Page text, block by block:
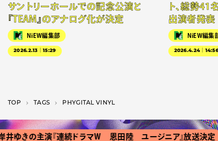
サントリーホールでの記念公演と
『TEAM』のアナログ化が決定
NiEW編集部
2026.2.13｜15:29
ト、総勢41
出演者発表
NiEW編集
2026.4.24｜
TOP T­A­G­S PHYGITAL VINYL
ゆきの主演『連続ドラマＷ 恩田陸 ユージニア』放送決定